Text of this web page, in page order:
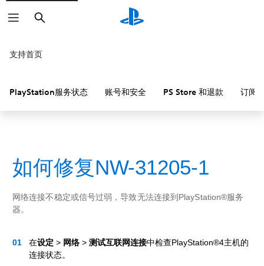
搜
索
支持首页
PlayStation服务状态 账号和安全 PS Store 和退款 订阅
如何修复NW-31205-1
网络连接不稳定或信号过弱，导致无法连接到PlayStation®服务
器。
在设定 > 网络 > 测试互联网连接中检查PlayStation®4主机的
连接状态。